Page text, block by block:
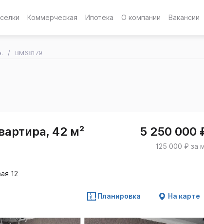
Коммерческая Ипотека О компании Вакансии
BM68179
42 м² 5 250 000
125 000 ₽ за
12
Планировка На карте